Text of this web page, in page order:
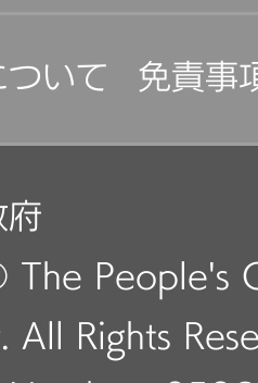
いて 免責事
People's
All Rights